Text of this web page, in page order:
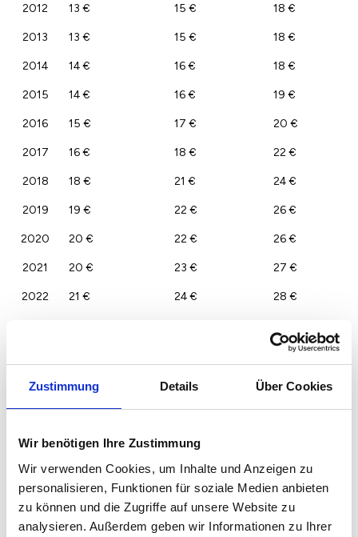
Zustimmung Details Über Cookies
Wir benötigen Ihre Zustimmung
Wir verwenden Cookies, um Inhalte und Anzeigen zu
personalisieren, Funktionen für soziale Medien anbieten
zu können und die Zugriffe auf unsere Website zu
analysieren. Außerdem geben wir Informationen zu Ihrer
2012 13 € 15 € 18 €
2013 13 € 15 € 18 €
2014 14 € 16 € 18 €
2015 14 € 16 € 19 €
2016 15 € 17 € 20 €
2017 16 € 18 € 22 €
2018 18 € 21 € 24 €
2019 19 € 22 € 26 €
2020 20 € 22 € 26 €
2021 20 € 23 € 27 €
2022 21 € 24 € 28 €